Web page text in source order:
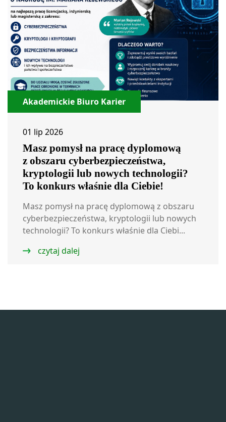
Akademickie Biuro Karier
01 lip 2026
Masz pomysł na pracę dyplomową
z obszaru cyberbezpieczeństwa,
kryptologii lub nowych technologii?
To konkurs właśnie dla Ciebie!
Masz pomysł na pracę dyplomową z obszaru
cyberbezpieczeństwa, kryptologii lub nowych
technologii? To konkurs właśnie dla Ciebi...
czytaj dalej